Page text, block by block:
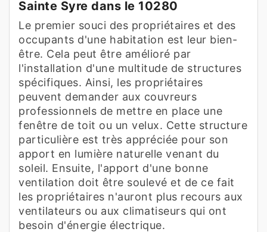
Sainte Syre dans le 10280
Le premier souci des propriétaires et des
occupants d'une habitation est leur bien-
être. Cela peut être amélioré par
l'installation d'une multitude de structures
spécifiques. Ainsi, les propriétaires
peuvent demander aux couvreurs
professionnels de mettre en place une
fenêtre de toit ou un velux. Cette structure
particulière est très appréciée pour son
apport en lumière naturelle venant du
soleil. Ensuite, l'apport d'une bonne
ventilation doit être soulevé et de ce fait
les propriétaires n'auront plus recours aux
ventilateurs ou aux climatiseurs qui ont
besoin d'énergie électrique.